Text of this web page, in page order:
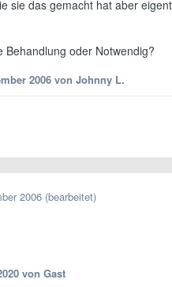
sie das gemacht hat aber
Behandlung oder Notwendig?
2006 von Johnny L.
2006 (bearbeitet)
von Gast